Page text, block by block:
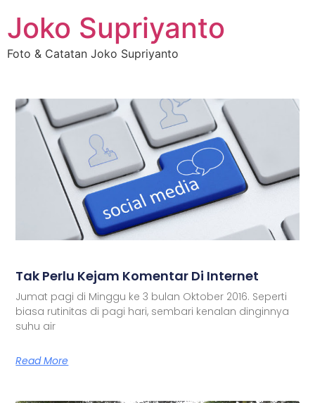
Joko Supriyanto
Foto & Catatan Joko Supriyanto
Tak Perlu Kejam Komentar Di Internet
Jumat pagi di Minggu ke 3 bulan Oktober 2016. Seperti
biasa rutinitas di pagi hari, sembari kenalan dinginnya
suhu air
Read More